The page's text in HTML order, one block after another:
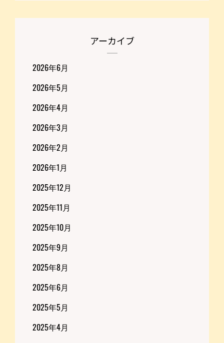
アーカイブ
2026年6月
2026年5月
2026年4月
2026年3月
2026年2月
2026年1月
2025年12月
2025年11月
2025年10月
2025年9月
2025年8月
2025年6月
2025年5月
2025年4月